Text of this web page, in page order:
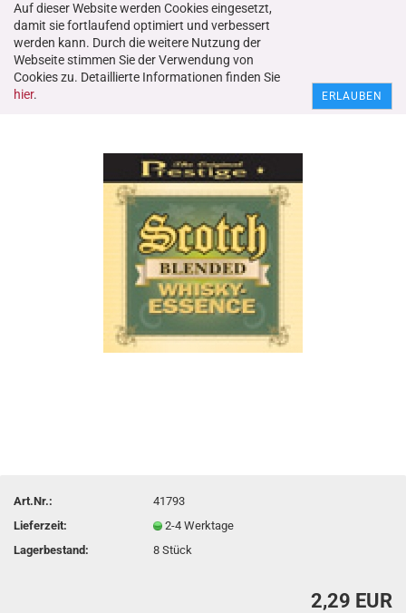
Auf dieser Website werden Cookies eingesetzt,
damit sie fortlaufend optimiert und verbessert
werden kann. Durch die weitere Nutzung der
Webseite stimmen Sie der Verwendung von
Cookies zu. Detaillierte Informationen finden Sie
hier. ERLAUBEN
Nr. 41793 Prestige Essenz "Whisky Finest Blend" 20 ml
Art.Nr.:
41793
Lieferzeit:
2-4 Werktage
Lagerbestand:
8Stück
2,29 EUR